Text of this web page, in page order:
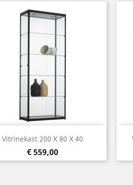
Vitrinekast 200 X 80 X 40
Prijs
€ 559,00
Snel bekijken